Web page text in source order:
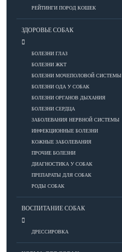
РЕЙТИНГИ ПОРОД КОШЕК
ЗДОРОВЬЕ СОБАК
БОЛЕЗНИ ГЛАЗ
БОЛЕЗНИ ЖКТ
БОЛЕЗНИ МОЧЕПОЛОВОЙ СИСТЕМЫ
БОЛЕЗНИ ОДА У СОБАК
БОЛЕЗНИ ОРГАНОВ ДЫХАНИЯ
БОЛЕЗНИ СЕРДЦА
ЗАБОЛЕВАНИЯ НЕРВНОЙ СИСТЕМЫ
ИНФЕКЦИОННЫЕ БОЛЕЗНИ
КОЖНЫЕ ЗАБОЛЕВАНИЯ
ПРОЧИЕ БОЛЕЗНИ
ДИАГНОСТИКА У СОБАК
ПРЕПАРАТЫ ДЛЯ СОБАК
РОДЫ СОБАК
ВОСПИТАНИЕ СОБАК
ДРЕССИРОВКА
ПИТАНИЕ
Кормление котят
Кормление кошек
ПОРОДЫ
Бобтейлы
Европейские
Короткошерстные
Для аллергиков
Лысые
Русские
Длинношерстные